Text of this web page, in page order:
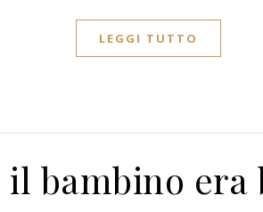
LEGGI TUTTO
il bambino